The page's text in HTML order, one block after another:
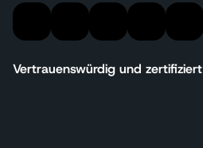
Vertrauenswürdig und zertifiziert